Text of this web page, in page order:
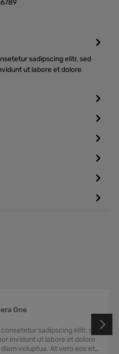
sadipscing elitr, sed
ut labore et dolore
Durchschnittliche
One
sadipscing elitr, sed
invidunt ut labore et dolore
voluptua. At vero eos et